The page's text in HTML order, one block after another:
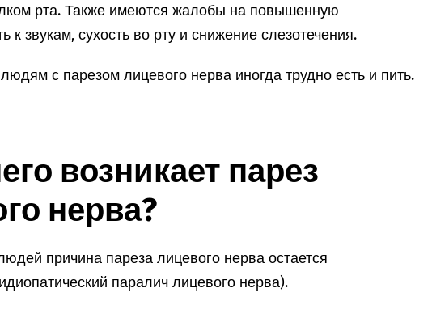
рта. Также имеются жалобы на повышенную
к звукам, сухость во рту и снижение слезотечения.
с парезом лицевого нерва иногда трудно есть и пить.
возникает парез
нерва?
причина пареза лицевого нерва остается
паралич лицевого нерва).